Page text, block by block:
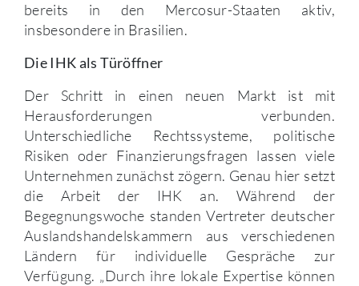
bereits in den Mercosur-Staaten aktiv,
insbesondere in Brasilien.
Die IHK als Türöffner
Der Schritt in einen neuen Markt ist mit
Herausforderungen verbunden.
Unterschiedliche Rechtssysteme, politische
Risiken oder Finanzierungsfragen lassen viele
Unternehmen zunächst zögern. Genau hier setzt
die Arbeit der IHK an. Während der
Begegnungswoche standen Vertreter deutscher
Auslandshandelskammern aus verschiedenen
Ländern für individuelle Gespräche zur
Verfügung. „Durch ihre lokale Expertise können